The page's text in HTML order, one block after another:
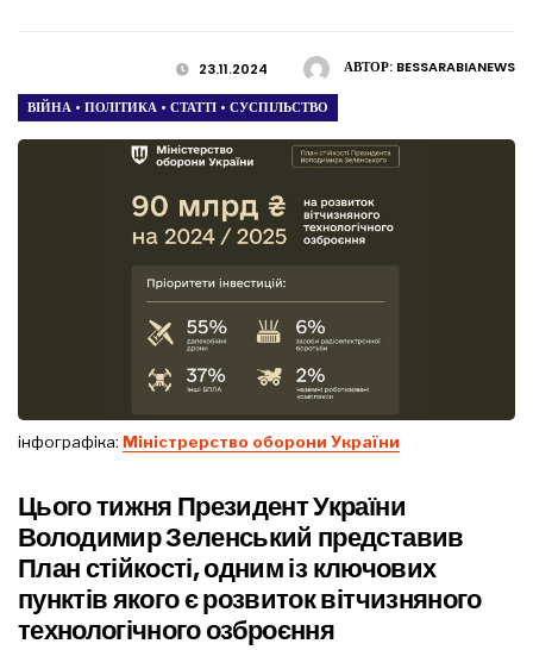
АВТОР: BESSARABIANEWS
23.11.2024
ВІЙНА • ПОЛІТИКА • СТАТТІ • СУСПІЛЬСТВО
інфографіка: Міністрерство оборони України
Цього тижня Президент України
Володимир Зеленський представив
План стійкості, одним із ключових
пунктів якого є розвиток вітчизняного
технологічного озброєння